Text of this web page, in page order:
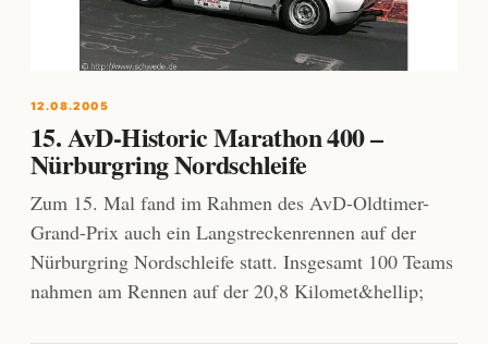
12.08.2005
15. AvD-Historic Marathon 400 –
Nürburgring Nordschleife
Zum 15. Mal fand im Rahmen des AvD-Oldtimer-
Grand-Prix auch ein Langstreckenrennen auf der
Nürburgring Nordschleife statt. Insgesamt 100 Teams
nahmen am Rennen auf der 20,8 Kilomet&hellip;